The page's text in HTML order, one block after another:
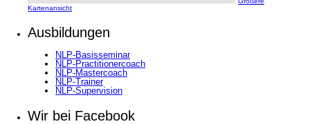
Kartenansicht
Ausbildungen
NLP-Basisseminar
NLP-Practitionercoach
NLP-Mastercoach
NLP-Trainer
NLP-Supervision
Wir bei Facebook